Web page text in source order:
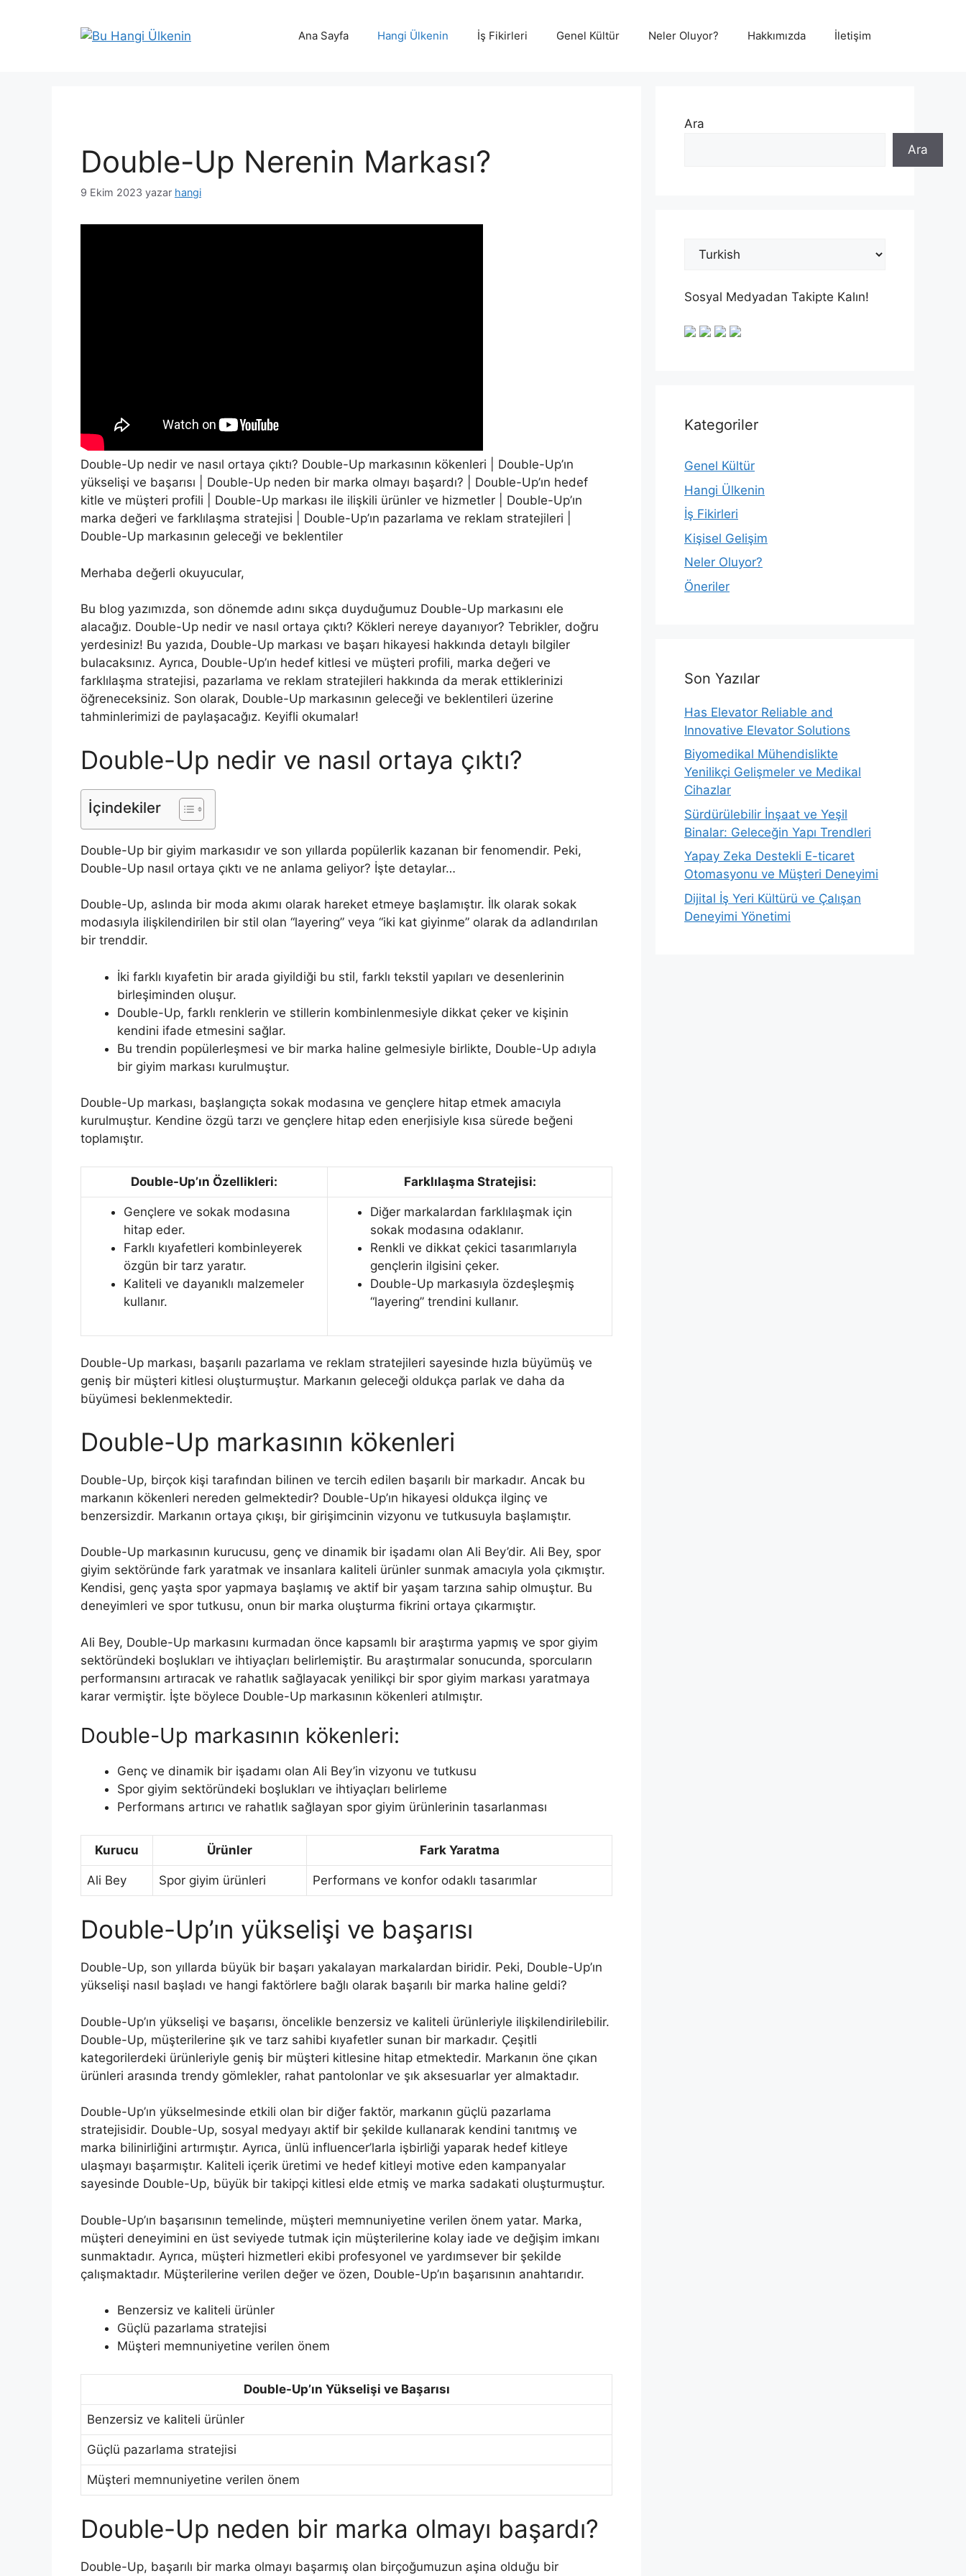
Ana Sayfa Hangi Ülkenin İş Fikirleri Genel Kültür Neler Oluyor? Hakkımızda İletişim
Double-Up Nerenin Markası?
9 Ekim 2023 yazar hangi
Double-Up nedir ve nasıl ortaya çıktı? Double-Up markasının kökenleri | Double-Up’ın
yükselişi ve başarısı | Double-Up neden bir marka olmayı başardı? | Double-Up’ın hedef
kitle ve müşteri profili | Double-Up markası ile ilişkili ürünler ve hizmetler | Double-Up’ın
marka değeri ve farklılaşma stratejisi | Double-Up’ın pazarlama ve reklam stratejileri |
Double-Up markasının geleceği ve beklentiler
Merhaba değerli okuyucular,
Bu blog yazımızda, son dönemde adını sıkça duyduğumuz Double-Up markasını ele
alacağız. Double-Up nedir ve nasıl ortaya çıktı? Kökleri nereye dayanıyor? Tebrikler, doğru
yerdesiniz! Bu yazıda, Double-Up markası ve başarı hikayesi hakkında detaylı bilgiler
bulacaksınız. Ayrıca, Double-Up’ın hedef kitlesi ve müşteri profili, marka değeri ve
farklılaşma stratejisi, pazarlama ve reklam stratejileri hakkında da merak ettiklerinizi
öğreneceksiniz. Son olarak, Double-Up markasının geleceği ve beklentileri üzerine
tahminlerimizi de paylaşacağız. Keyifli okumalar!
Double-Up nedir ve nasıl ortaya çıktı?
İçindekiler
Double-Up bir giyim markasıdır ve son yıllarda popülerlik kazanan bir fenomendir. Peki,
Double-Up nasıl ortaya çıktı ve ne anlama geliyor? İşte detaylar…
Double-Up, aslında bir moda akımı olarak hareket etmeye başlamıştır. İlk olarak sokak
modasıyla ilişkilendirilen bir stil olan “layering” veya “iki kat giyinme” olarak da adlandırılan
bir trenddir.
İki farklı kıyafetin bir arada giyildiği bu stil, farklı tekstil yapıları ve desenlerinin
birleşiminden oluşur.
Double-Up, farklı renklerin ve stillerin kombinlenmesiyle dikkat çeker ve kişinin
kendini ifade etmesini sağlar.
Bu trendin popülerleşmesi ve bir marka haline gelmesiyle birlikte, Double-Up adıyla
bir giyim markası kurulmuştur.
Double-Up markası, başlangıçta sokak modasına ve gençlere hitap etmek amacıyla
kurulmuştur. Kendine özgü tarzı ve gençlere hitap eden enerjisiyle kısa sürede beğeni
toplamıştır.
Double-Up’ın Özellikleri: Farklılaşma Stratejisi:
Gençlere ve sokak modasına
hitap eder.
Farklı kıyafetleri kombinleyerek
özgün bir tarz yaratır.
Kaliteli ve dayanıklı malzemeler
kullanır.
Diğer markalardan farklılaşmak için
sokak modasına odaklanır.
Renkli ve dikkat çekici tasarımlarıyla
gençlerin ilgisini çeker.
Double-Up markasıyla özdeşleşmiş
“layering” trendini kullanır.
Double-Up markası, başarılı pazarlama ve reklam stratejileri sayesinde hızla büyümüş ve
geniş bir müşteri kitlesi oluşturmuştur. Markanın geleceği oldukça parlak ve daha da
büyümesi beklenmektedir.
Double-Up markasının kökenleri
Double-Up, birçok kişi tarafından bilinen ve tercih edilen başarılı bir markadır. Ancak bu
markanın kökenleri nereden gelmektedir? Double-Up’ın hikayesi oldukça ilginç ve
benzersizdir. Markanın ortaya çıkışı, bir girişimcinin vizyonu ve tutkusuyla başlamıştır.
Double-Up markasının kurucusu, genç ve dinamik bir işadamı olan Ali Bey’dir. Ali Bey, spor
giyim sektöründe fark yaratmak ve insanlara kaliteli ürünler sunmak amacıyla yola çıkmıştır.
Kendisi, genç yaşta spor yapmaya başlamış ve aktif bir yaşam tarzına sahip olmuştur. Bu
deneyimleri ve spor tutkusu, onun bir marka oluşturma fikrini ortaya çıkarmıştır.
Ali Bey, Double-Up markasını kurmadan önce kapsamlı bir araştırma yapmış ve spor giyim
sektöründeki boşlukları ve ihtiyaçları belirlemiştir. Bu araştırmalar sonucunda, sporcuların
performansını artıracak ve rahatlık sağlayacak yenilikçi bir spor giyim markası yaratmaya
karar vermiştir. İşte böylece Double-Up markasının kökenleri atılmıştır.
Double-Up markasının kökenleri:
Genç ve dinamik bir işadamı olan Ali Bey’in vizyonu ve tutkusu
Spor giyim sektöründeki boşlukları ve ihtiyaçları belirleme
Performans artırıcı ve rahatlık sağlayan spor giyim ürünlerinin tasarlanması
Kurucu Ürünler Fark Yaratma
Ali Bey Spor giyim ürünleri Performans ve konfor odaklı tasarımlar
Double-Up’ın yükselişi ve başarısı
Double-Up, son yıllarda büyük bir başarı yakalayan markalardan biridir. Peki, Double-Up’ın
yükselişi nasıl başladı ve hangi faktörlere bağlı olarak başarılı bir marka haline geldi?
Double-Up’ın yükselişi ve başarısı, öncelikle benzersiz ve kaliteli ürünleriyle ilişkilendirilebilir.
Double-Up, müşterilerine şık ve tarz sahibi kıyafetler sunan bir markadır. Çeşitli
kategorilerdeki ürünleriyle geniş bir müşteri kitlesine hitap etmektedir. Markanın öne çıkan
ürünleri arasında trendy gömlekler, rahat pantolonlar ve şık aksesuarlar yer almaktadır.
Double-Up’ın yükselmesinde etkili olan bir diğer faktör, markanın güçlü pazarlama
stratejisidir. Double-Up, sosyal medyayı aktif bir şekilde kullanarak kendini tanıtmış ve
marka bilinirliğini artırmıştır. Ayrıca, ünlü influencer’larla işbirliği yaparak hedef kitleye
ulaşmayı başarmıştır. Kaliteli içerik üretimi ve hedef kitleyi motive eden kampanyalar
sayesinde Double-Up, büyük bir takipçi kitlesi elde etmiş ve marka sadakati oluşturmuştur.
Double-Up’ın başarısının temelinde, müşteri memnuniyetine verilen önem yatar. Marka,
müşteri deneyimini en üst seviyede tutmak için müşterilerine kolay iade ve değişim imkanı
sunmaktadır. Ayrıca, müşteri hizmetleri ekibi profesyonel ve yardımsever bir şekilde
çalışmaktadır. Müşterilerine verilen değer ve özen, Double-Up’ın başarısının anahtarıdır.
Benzersiz ve kaliteli ürünler
Güçlü pazarlama stratejisi
Müşteri memnuniyetine verilen önem
Double-Up’ın Yükselişi ve Başarısı
Benzersiz ve kaliteli ürünler
Güçlü pazarlama stratejisi
Müşteri memnuniyetine verilen önem
Double-Up neden bir marka olmayı başardı?
Double-Up, başarılı bir marka olmayı başarmış olan birçoğumuzun aşina olduğu bir
Ara
Ara
Sosyal Medyadan Takipte Kalın!
Kategoriler
Genel Kültür
Hangi Ülkenin
İş Fikirleri
Kişisel Gelişim
Neler Oluyor?
Öneriler
Son Yazılar
Has Elevator Reliable and
Innovative Elevator Solutions
Biyomedikal Mühendislikte
Yenilikçi Gelişmeler ve Medikal
Cihazlar
Sürdürülebilir İnşaat ve Yeşil
Binalar: Geleceğin Yapı Trendleri
Yapay Zeka Destekli E-ticaret
Otomasyonu ve Müşteri Deneyimi
Dijital İş Yeri Kültürü ve Çalışan
Deneyimi Yönetimi